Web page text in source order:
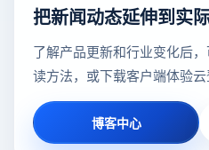
把新闻动态延伸到实
了解产品更新和行业变化后
读方法，或下载客户端体验云
博客中心